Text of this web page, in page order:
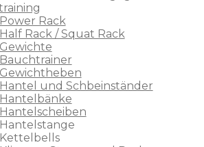
Power Rack
Half Rack / Squat Rack
Gewichte
Bauchtrainer
Gewichtheben
Hantel und Schbeinständer
Hantelbänke
Hantelscheiben
Hantelstange
Kettelbells